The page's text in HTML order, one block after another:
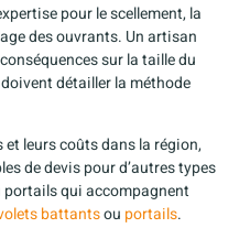
pour le scellement, la
des ouvrants. Un artisan
sur la taille du
détailler la méthode
leurs coûts dans la région,
de devis pour d’autres types
portails qui accompagnent
battantsou portails.